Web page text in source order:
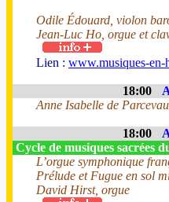
Odile Édouard, violon
Jean-Luc Ho, orgue et
Lien : www.musiques-en-
18:00
Anne Isabelle de
18:00
Cycle de musiques sacrées
L’orgue symphonique
Prélude et Fugue en sol
David Hirst, orgue